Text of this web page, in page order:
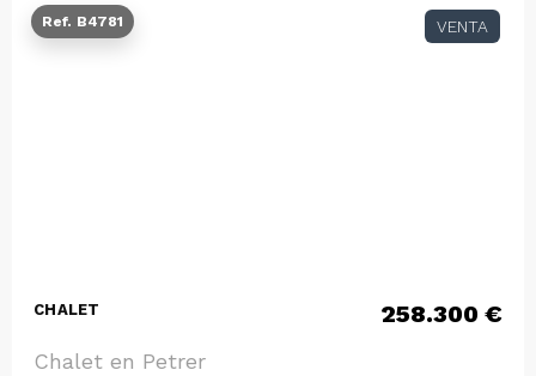
Ref. B4781 VENTA
CHALET 258.300 €
Chalet en Petrer